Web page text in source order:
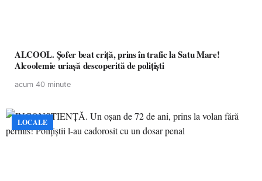
ALCOOL. Șofer beat criță, prins în trafic la Satu Mare!
Alcoolemie uriașă descoperită de polițiști
acum 40 minute
LOCALE